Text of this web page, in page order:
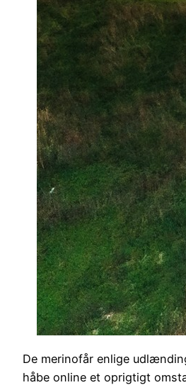
De merinofår enlige
håbe online et oprigtigt